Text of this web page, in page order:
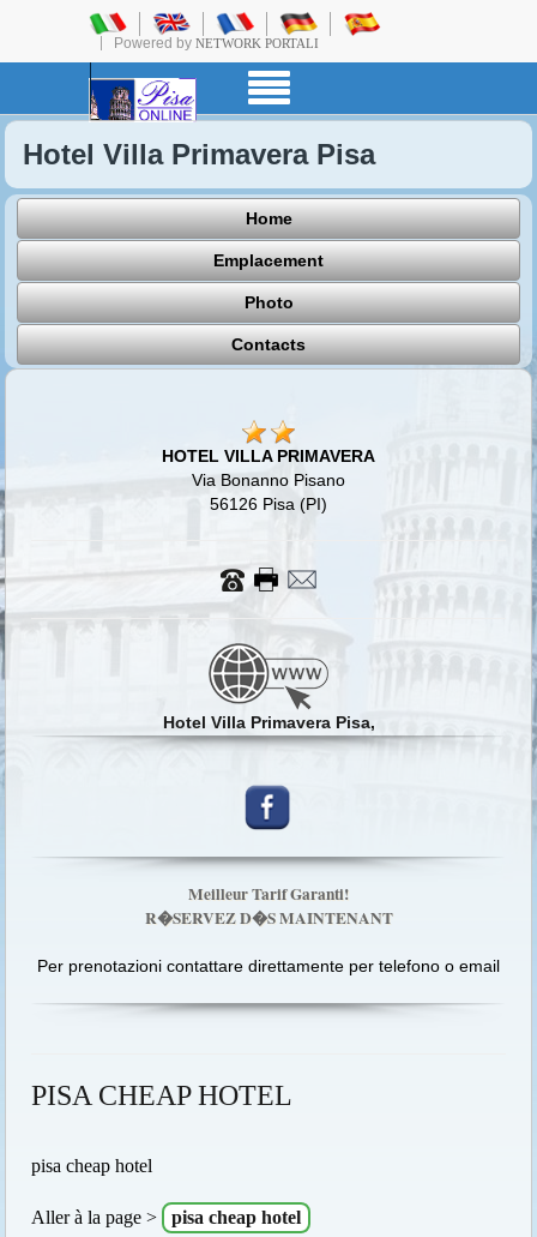
Powered by NETWORK PORTALI
Hotel Villa Primavera Pisa
Home
Emplacement
Photo
Contacts
HOTEL VILLA PRIMAVERA
Via Bonanno Pisano
56126 Pisa (PI)
Hotel Villa Primavera Pisa,
Meilleur Tarif Garanti!
R�SERVEZ D�S MAINTENANT
Per prenotazioni contattare direttamente per telefono o email
PISA CHEAP HOTEL
pisa cheap hotel
Aller à la page > pisa cheap hotel